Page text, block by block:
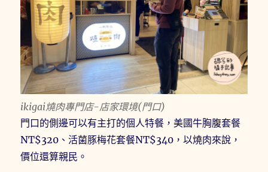
ikigai燒肉專門店-店家環境(門口)
門口的側邊可以有主打的個人特餐，美國牛胸腹套餐
NT$320、活菌豚梅花套餐NT$340，以燒肉來說，
價位還算親民。